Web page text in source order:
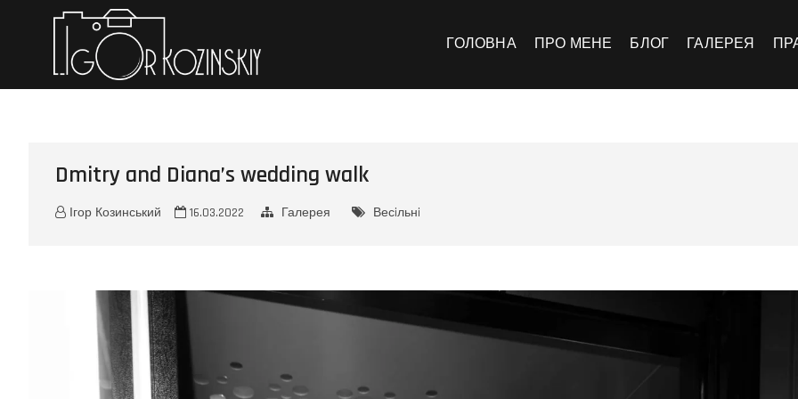
Iгор Козинський
ГОЛОВНА ПРО МЕНЕ БЛОГ ГАЛЕРЕЯ
Dmitry and Diana’s wedding walk
Ігор Козинський 16.03.2022 Галерея Весiльнi